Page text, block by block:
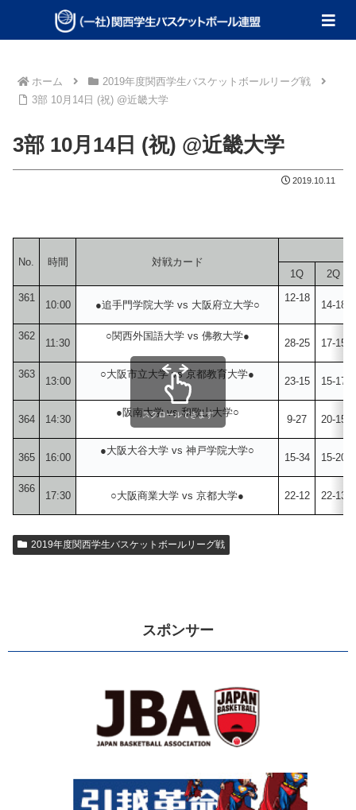
ホーム
2019年度関西学生バスケットボールリーグ戦
3部 10月14日 (祝) @近畿大学
3部 10月14日 (祝) @近畿大学
2019.10.11
No. 時間
対戦カード
1Q
2Q
361
10:00 ●追手門学院大学 vs 大阪府立大学○
12-18
14-18
362
11:30
○関西外国語大学 vs 佛教大学●
28-25 17-15
363
13:00
○大阪市立大学 vs 京都教育大学●
23-15 15-17
364 14:30
●阪南大学 vs 和歌山大学○
9-27 20-15
365 16:00
●大阪大谷大学 vs 神戸学院大学○
15-34 15-20
366
17:30 ○大阪商業大学 vs 京都大学● 22-12 22-13
スクロールできます
2019年度関西学生バスケットボールリーグ戦
スポンサー